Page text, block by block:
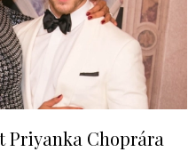
Priyanka Choprára